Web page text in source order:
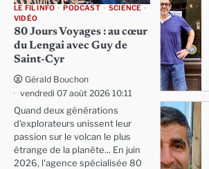
LE FIL INFO PODCAST
SCIENCE
VIDÉO
80 Jours Voyages : au cœur
du Lengai avec Guy de
Saint-Cyr
Gérald Bouchon
vendredi 07 août 2026 10:11
Quand deux générations
d'explorateurs unissent leur
passion sur le volcan le plus
étrange de la planète... En juin
2026, l'agence spécialisée 80